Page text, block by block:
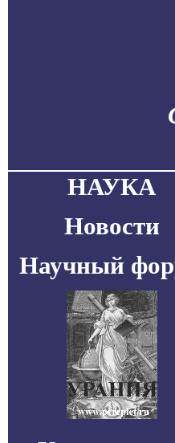
НАУКА
Новости
Научный